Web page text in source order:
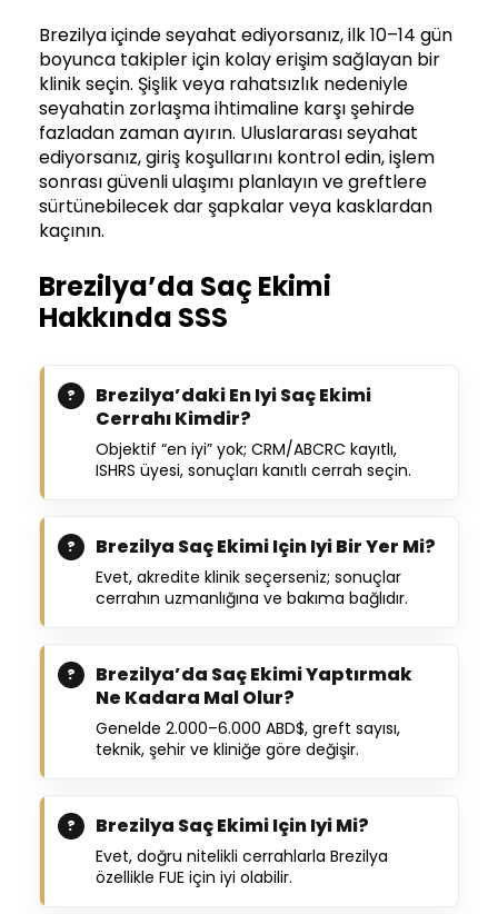
Brezilya içinde seyahat ediyorsanız, ilk 10–14 gün
boyunca takipler için kolay erişim sağlayan bir
klinik seçin. Şişlik veya rahatsızlık nedeniyle
seyahatin zorlaşma ihtimaline karşı şehirde
fazladan zaman ayırın. Uluslararası seyahat
ediyorsanız, giriş koşullarını kontrol edin, işlem
sonrası güvenli ulaşımı planlayın ve greftlere
sürtünebilecek dar şapkalar veya kasklardan
kaçının.
Brezilya’da Saç Ekimi
Hakkında SSS
Brezilya’daki En Iyi Saç Ekimi
Cerrahı Kimdir?
Objektif “en iyi” yok; CRM/ABCRC kayıtlı,
ISHRS üyesi, sonuçları kanıtlı cerrah seçin.
Brezilya Saç Ekimi Için Iyi Bir Yer Mi?
Evet, akredite klinik seçerseniz; sonuçlar
cerrahın uzmanlığına ve bakıma bağlıdır.
Brezilya’da Saç Ekimi Yaptırmak
Ne Kadara Mal Olur?
Genelde 2.000–6.000 ABD$, greft sayısı,
teknik, şehir ve kliniğe göre değişir.
Brezilya Saç Ekimi Için Iyi Mi?
Evet, doğru nitelikli cerrahlarla Brezilya
özellikle FUE için iyi olabilir.